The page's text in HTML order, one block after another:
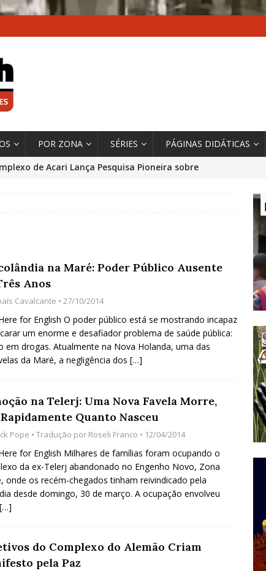
POR ZONA SÉRIES PÁGINAS DIDÁTICAS
de Acari Lança Pesquisa Pioneira sobre
Cidades
*DESTAQUE
Agroecológico com os Povos das Águas Reúne
e Inauguração da Feira da Praia do Remanso
Fluminenses, Cronicamente Abandonados,
Nova Via Mobilidade 10 Anos Após Rio2016
na Maré: Poder Público Ausente
Anos
Cavalcante • 27/10/2014
for English O poder público está se mostrando incapaz
um enorme e desafiador problema de saúde pública:
em drogas. Atualmente na Nova Holanda, uma das
da Maré, a negligência dos […]
na Telerj: Uma Nova Favela Morre,
Quanto Nasceu
Pope • Tradução por Roseli Franco • 12/04/2014
for English Milhares de famílias foram ocupando o
da ex-Telerj abandonado no Engenho Novo, Zona
onde os recém-chegados tinham reivindicado pela
desde domingo, 30 de março. A ocupação envolveu
[…]
do Complexo do Alemão Criam
pela Paz